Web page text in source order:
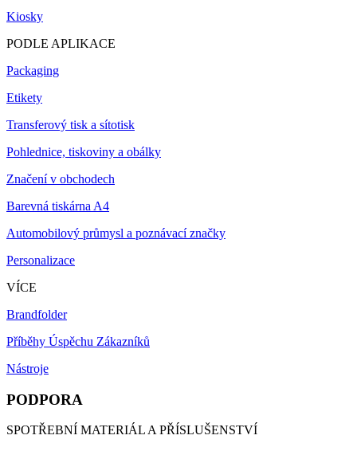
Kiosky
PODLE APLIKACE
Packaging
Etikety
Transferový tisk a sítotisk
Pohlednice, tiskoviny a obálky
Značení v obchodech
Barevná tiskárna A4
Automobilový průmysl a poznávací značky
Personalizace
VÍCE
Brandfolder
Příběhy Úspěchu Zákazníků
Nástroje
PODPORA
SPOTŘEBNÍ MATERIÁL A PŘÍSLUŠENSTVÍ